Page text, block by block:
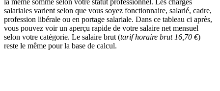
la même somme selon votre statut professionnel. Les charges
salariales varient selon que vous soyez fonctionnaire, salarié, cadre,
profession libérale ou en portage salariale. Dans ce tableau ci après,
vous pouvez voir un aperçu rapide de votre salaire net mensuel
selon votre catégorie. Le salaire brut (tarif horaire brut 16,70 €)
reste le même pour la base de calcul.